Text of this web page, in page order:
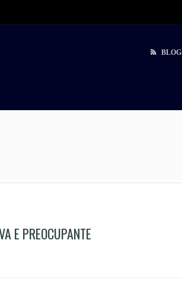
BLOG
E PREOCUPANTE